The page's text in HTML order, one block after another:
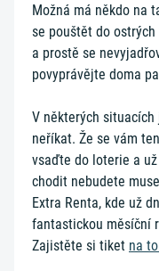
Možná má někdo na
se pouštět do
a prostě se
povyprávějte doma
V některých
neříkat. Že se vám
vsaďte do loterie a
chodit nebudete
Extra Renta, kde už
fantastickou měsíční
Zajistěte si tiket na